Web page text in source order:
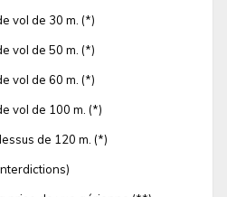
vol de 30 m. (*)
vol de 50 m. (*)
vol de 60 m. (*)
vol de 100 m. (*)
de 120 m. (*)